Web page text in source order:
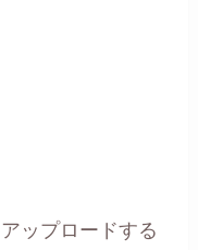
ップロードする